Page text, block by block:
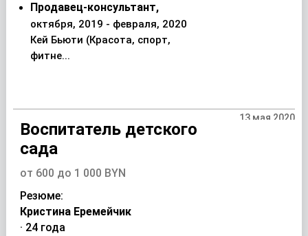
Продавец-консультант,
октября, 2019 - февраля, 2020
Кей Бьюти (Красота, спорт,
фитне...
13 мая 2020
Воспитатель детского
сада
от 600 до 1 000 BYN
Резюме:
Кристина Еремейчик
· 24 года